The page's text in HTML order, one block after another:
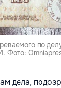
по
Фото:
дела,